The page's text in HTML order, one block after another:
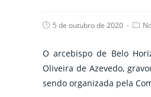
Post5 de outubro de 2020
Post
O arcebispo de Belo
Oliveira de Azevedo,
sendo organizada pela